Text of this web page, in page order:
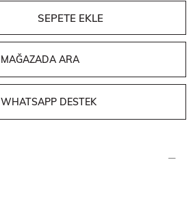
MAĞAZADA ARA
WHATSAPP DESTEK